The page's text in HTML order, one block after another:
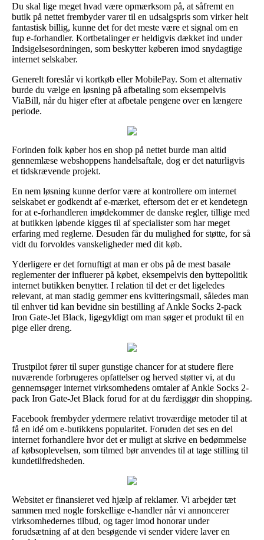
Du skal lige meget hvad være opmærksom på, at såfremt en
butik på nettet frembyder varer til en udsalgspris som virker helt
fantastisk billig, kunne det for det meste være et signal om en
fup e-forhandler. Kortbetalinger er heldigvis dækket ind under
Indsigelsesordningen, som beskytter køberen imod snydagtige
internet selskaber.
Generelt foreslår vi kortkøb eller MobilePay. Som et alternativ
burde du vælge en løsning på afbetaling som eksempelvis
ViaBill, når du higer efter at afbetale pengene over en længere
periode.
Forinden folk køber hos en shop på nettet burde man altid
gennemlæse webshoppens handelsaftale, dog er det naturligvis
et tidskrævende projekt.
En nem løsning kunne derfor være at kontrollere om internet
selskabet er godkendt af e-mærket, eftersom det er et kendetegn
for at e-forhandleren imødekommer de danske regler, tillige med
at butikken løbende kigges til af specialister som har meget
erfaring med reglerne. Desuden får du mulighed for støtte, for så
vidt du forvoldes vanskeligheder med dit køb.
Yderligere er det fornuftigt at man er obs på de mest basale
reglementer der influerer på købet, eksempelvis den byttepolitik
internet butikken benytter. I relation til det er det ligeledes
relevant, at man stadig gemmer ens kvitteringsmail, således man
til enhver tid kan bevidne sin bestilling af Ankle Socks 2-pack
Iron Gate-Jet Black, ligegyldigt om man søger et produkt til en
pige eller dreng.
Trustpilot fører til super gunstige chancer for at studere flere
nuværende forbrugeres opfattelser og herved støtter vi, at du
gennemsøger internet virksomhedens omtaler af Ankle Socks 2-
pack Iron Gate-Jet Black forud for at du færdiggør din shopping.
Facebook frembyder ydermere relativt troværdige metoder til at
få en idé om e-butikkens popularitet. Foruden det ses en del
internet forhandlere hvor det er muligt at skrive en bedømmelse
af købsoplevelsen, som tilmed bør anvendes til at tage stilling til
kundetilfredsheden.
Websitet er finansieret ved hjælp af reklamer. Vi arbejder tæt
sammen med nogle forskellige e-handler når vi annoncerer
virksomhedernes tilbud, og tager imod honorar under
forudsætning af at den besøgende vi sender videre laver en